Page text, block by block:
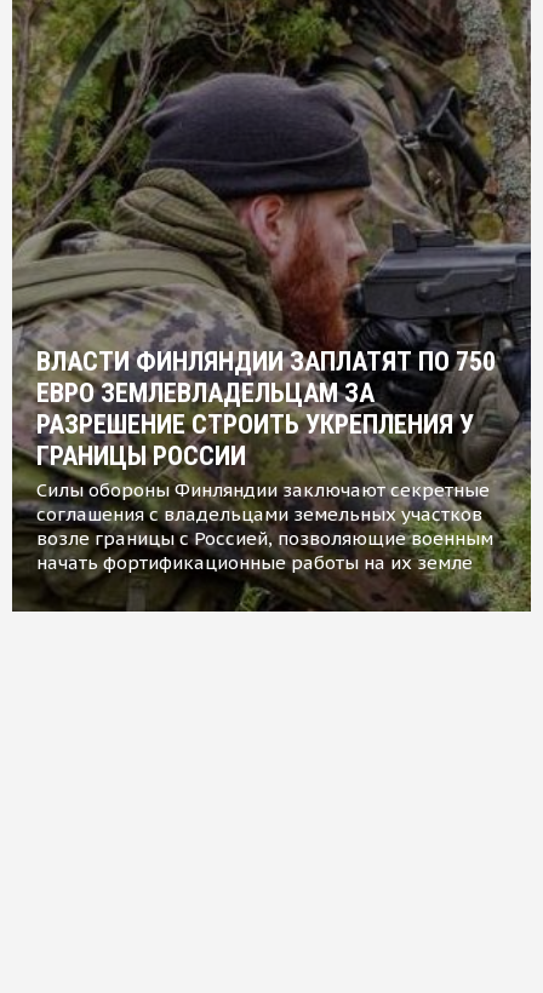
ВЛАСТИ ФИНЛЯНДИИ ЗАПЛАТЯТ ПО 750
ЕВРО ЗЕМЛЕВЛАДЕЛЬЦАМ ЗА
РАЗРЕШЕНИЕ СТРОИТЬ УКРЕПЛЕНИЯ У
ГРАНИЦЫ РОССИИ
Силы обороны Финляндии заключают секретные
соглашения с владельцами земельных участков
возле границы с Россией, позволяющие военным
начать фортификационные работы на их земле